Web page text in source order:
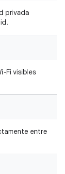
privada
Fi visibles
entre